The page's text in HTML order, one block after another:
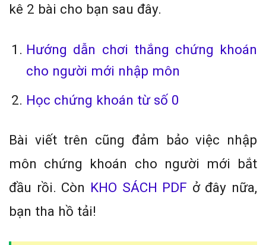
kê 2 bài cho bạn sau đây.
Hướng dẫn chơi thắng chứng khoán
cho người mới nhập môn
Học chứng khoán từ số 0
Bài viết trên cũng đảm bảo việc nhập
môn chứng khoán cho người mới bắt
đầu rồi. Còn KHO SÁCH PDF ở đây nữa,
bạn tha hồ tải!